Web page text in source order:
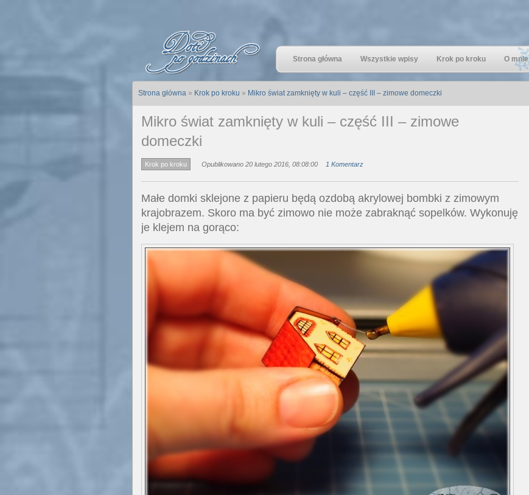
Strona główna Wszystkie wpisy Krok po kroku O mnie
Strona główna» Krok po kroku » Mikro świat zamknięty w kuli – część III – zimowe domeczki
Mikro świat zamknięty w kuli – część III – zimowe
domeczki
Krok po kroku Opublikowano 20 lutego 2016, 08:08:00 1 Komentarz
Małe domki sklejone z papieru będą ozdobą akrylowej bombki z zimowym
krajobrazem. Skoro ma być zimowo nie może zabraknąć sopelków. Wykonuję
je klejem na gorąco: